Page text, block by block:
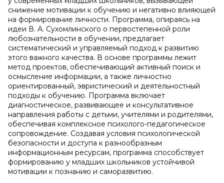
снижение мотивации к обучению и негативно влияющей
на формирование личности. Программа, опираясь на
идеи В. А. Сухомлинского о первостепенной роли
любознательности в обучении, предлагает
систематический и управляемый подход к развитию
этого важного качества. В основе программы лежит
метод проектов, обеспечивающий активный поиск и
осмысление информации, а также личностно
ориентированный, эвристический и деятельностный
подходы к обучению. Программа включает
диагностическое, развивающее и консультативное
направления работы с детьми, учителями и родителями,
обеспечивая комплексное психолого-педагогическое
сопровождение. Создавая условия психологической
безопасности и доступа к разнообразным
информационным ресурсам, программа способствует
формированию у младших школьников устойчивой
мотивации к познанию и саморазвитию.